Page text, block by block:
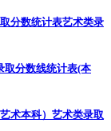
分数统计表艺术类录
取分数线统计表(本
术本科） 艺术类录取